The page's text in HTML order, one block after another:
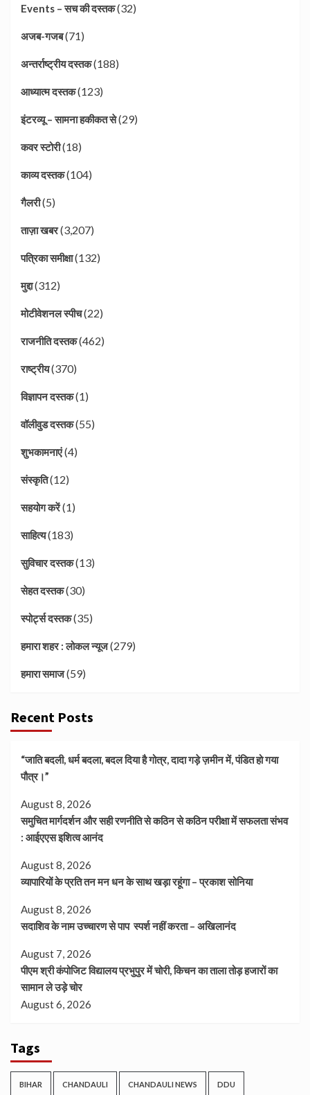
Events – सच की दस्तक(32)
अजब-गजब(71)
अन्तर्राष्ट्रीय दस्तक(188)
आध्यात्म दस्तक(123)
इंटरव्यू – सामना हकीकत से(29)
कवर स्टोरी(18)
काव्य दस्तक(104)
गैलरी(5)
ताज़ा खबर(3,207)
पत्रिका समीक्षा(132)
मुद्दा(312)
मोटीवेशनल स्पीच(22)
राजनीति दस्तक(462)
राष्ट्रीय(370)
विज्ञापन दस्तक(1)
वॉलीवुड दस्तक(55)
शुभकामनाएं(4)
संस्कृति(12)
सहयोग करें(1)
साहित्य(183)
सुविचार दस्तक(13)
सेहत दस्तक(30)
स्पोर्ट्स दस्तक(35)
हमारा शहर : लोकल न्यूज(279)
हमारा समाज(59)
Recent Posts
“जाति बदली, धर्म बदला, बदल दिया है गोत्र, दादा गड़े ज़मीन में, पंडित हो गया
पौत्र।”
August 8, 2026
समुचित मार्गदर्शन और सही रणनीति से कठिन से कठिन परीक्षा में सफलता संभव
: आईएएस इशित्व आनंद
August 8, 2026
व्यापारियों के प्रति तन मन धन के साथ खड़ा रहूंगा – प्रकाश सोनिया
August 8, 2026
सदाशिव के नाम उच्चारण से पाप स्पर्श नहीं करता – अखिलानंद
August 7, 2026
पीएम श्री कंपोजिट विद्यालय प्रभुपुर में चोरी, किचन का ताला तोड़ हजारों का
सामान ले उड़े चोर
August 6, 2026
Tags
BIHAR CHANDAULI CHANDAULI NEWS DDU